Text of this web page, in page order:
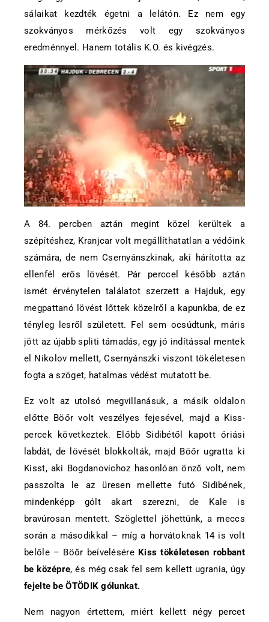
sálaikat kezdték égetni a lelátón. Ez nem egy
szokványos mérkőzés volt egy szokványos
eredménnyel. Hanem totális K.O. és kivégzés.
A 84. percben aztán megint közel kerültek a
szépítéshez, Kranjcar volt megállíthatatlan a védőink
számára, de nem Csernyánszkinak, aki hárította az
ellenfél erős lövését. Pár perccel később aztán
ismét érvénytelen találatot szerzett a Hajduk, egy
megpattanó lövést lőttek közelről a kapunkba, de ez
tényleg lesről született. Fel sem ocsúdtunk, máris
jött az újabb spliti támadás, egy jó indítással mentek
el Nikolov mellett, Csernyánszki viszont tökéletesen
fogta a szöget, hatalmas védést mutatott be.
Ez volt az utolsó megvillanásuk, a másik oldalon
előtte Böőr volt veszélyes fejesével, majd a Kiss-
percek következtek. Előbb Sidibétől kapott óriási
labdát, de lövését blokkolták, majd Böőr ugratta ki
Kisst, aki Bogdanovichoz hasonlóan önző volt, nem
passzolta le az üresen mellette futó Sidibének,
mindenképp gólt akart szerezni, de Kale is
bravúrosan mentett. Szöglettel jöhettünk, a meccs
során a másodikkal – míg a horvátoknak 14 is volt
belőle – Böőr beívelésére Kiss tökéletesen robbant
be középre, és még csak fel sem kellett ugrania, úgy
fejelte be ÖTÖDIK gólunkat.
Nem nagyon értettem, miért kellett négy percet